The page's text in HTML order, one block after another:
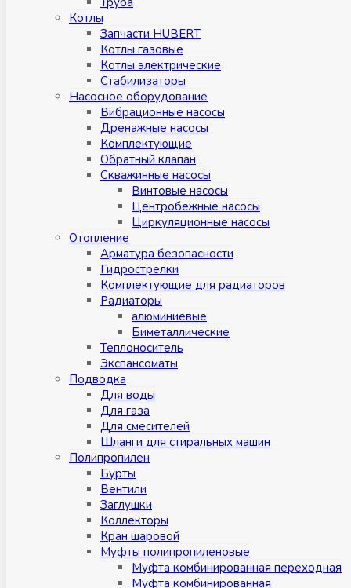
Котлы
Запчасти HUBERT
Котлы газовые
Котлы электрические
Стабилизаторы
Насосное оборудование
Вибрационные насосы
Дренажные насосы
Комплектующие
Обратный клапан
Скважинные насосы
Винтовые насосы
Центробежные насосы
Циркуляционные насосы
Отопление
Арматура безопасности
Гидрострелки
Комплектующие для радиаторов
Радиаторы
алюминиевые
Биметаллические
Теплоноситель
Экспансоматы
Подводка
Для воды
Для газа
Для смесителей
Шланги для стиральных машин
Полипропилен
Бурты
Вентили
Заглушки
Коллекторы
Кран шаровой
Муфты полипропиленовые
Муфта комбинированная переходная
Муфта комбинированная